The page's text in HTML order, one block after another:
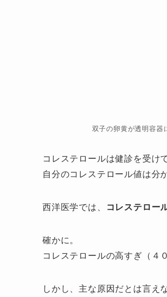
双子の卵黄が透明容器
コレステロールは健診を受け
自分のコレステロール値は分
西洋医学では、 コレステロー
確かに。
コレステロールの高すぎ（４
しかし、主な原因だとは言え